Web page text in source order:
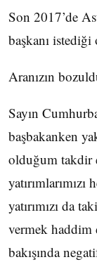
Son 2017’de
başkanı istediği
Aranızın
Sayın
başbakanken
olduğum takdir
yatırımızı da
vermek haddim
bakışında